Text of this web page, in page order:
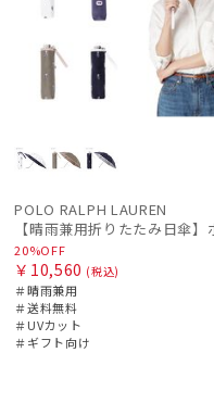
POLO RALPH LAUREN
20%OFF
￥10,560 (税込)
＃晴雨兼用
＃送料無料
＃UVカット
＃ギフト向け